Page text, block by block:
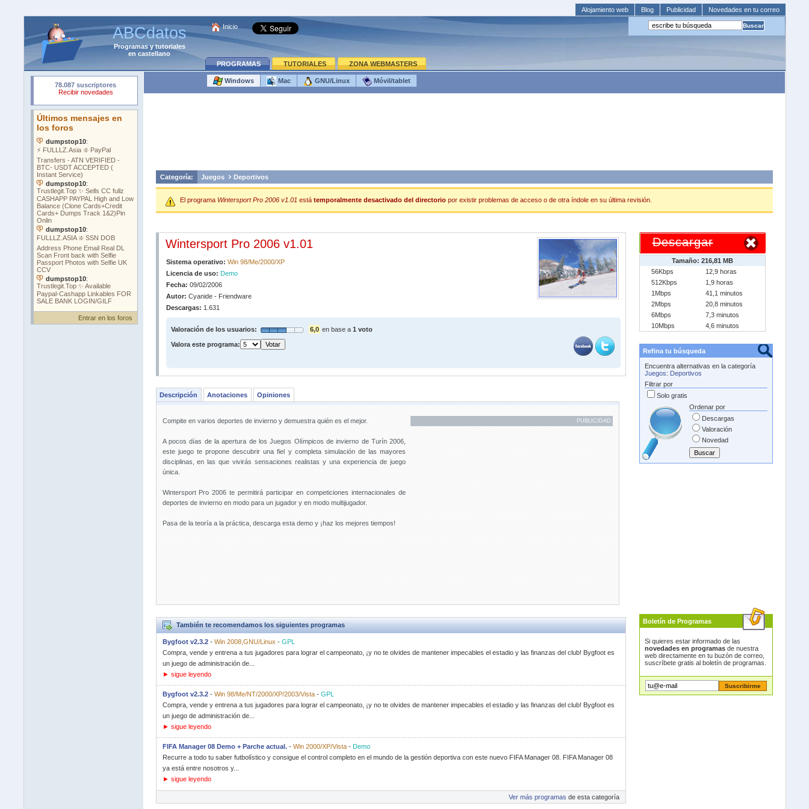
Alojamiento web Blog Publicidad Novedades en tu correo
ABCdatos
Programasytutoriales
en castellano
Inicio
PROGRAMAS TUTORIALES ZONA WEBMASTERS
Entrar en los foros
Windows Mac GNU/Linux Móvil/tablet
Categoría: Juegos Deportivos
El programa Wintersport Pro 2006 v1.01 está temporalmente desactivado del directoriopor existir problemas de acceso o de otra índole en su última revisión.
Wintersport Pro 2006 v1.01
Sistema operativo: Win 98/Me/2000/XP
Licencia de uso: Demo
Fecha: 09/02/2006
Autor: Cyanide - Friendware
Descargas: 1.631
Valoración de los usuarios: 6,0 en base a 1 voto
Valora este programa:
Descripción Anotaciones Opiniones
PUBLICIDAD
Compite en varios deportes de invierno y demuestra quién es el mejor.
A pocos días de la apertura de los Juegos Olímpicos de invierno de Turín 2006,
este juego te propone descubrir una fiel y completa simulación de las mayores
disciplinas, en las que vivirás sensaciones realistas y una experiencia de juego
única.
Wintersport Pro 2006 te permitirá participar en competiciones internacionales de
deportes de invierno en modo para un jugador y en modo multijugador.
Pasa de la teoría a la práctica, descarga esta demo y ¡haz los mejores tiempos!
También te recomendamos los siguientes programas
Bygfoot v2.3.2- Win 2008,GNU/Linux - GPL
Compra, vende y entrena a tus jugadores para lograr el campeonato, ¡y no te olvides de mantener impecables el estadio y las finanzas del club! Bygfoot es
un juego de administración de...
► sigue leyendo
Bygfoot v2.3.2- Win 98/Me/NT/2000/XP/2003/Vista- GPL
Compra, vende y entrena a tus jugadores para lograr el campeonato, ¡y no te olvides de mantener impecables el estadio y las finanzas del club! Bygfoot es
un juego de administración de...
► sigue leyendo
FIFA Manager 08 Demo + Parche actual.- Win 2000/XP/Vista- Demo
Recurre a todo tu saber futbolístico y consigue el control completo en el mundo de la gestión deportiva con este nuevo FIFA Manager 08. FIFA Manager 08
ya está entre nosotros y...
► sigue leyendo
Ver más programas de esta categoría
Descargar
Tamaño: 216,81 MB
56Kbps
12,9 horas
512Kbps
1,9 horas
1Mbps
41,1 minutos
2Mbps
20,8 minutos
6Mbps
7,3 minutos
10Mbps
4,6 minutos
Refina tu búsqueda
Encuentra alternativas en la categoría
Juegos: Deportivos
Filtrar por
Solo gratis
Ordenar por
Descargas
Valoración
Novedad
Boletín de Programas
Si quieres estar informado de las
novedades en programasde nuestra
web directamente en tu buzón de correo,
suscríbete gratis al boletín de programas.